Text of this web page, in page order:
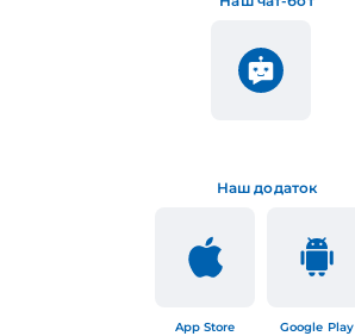
Наш додаток
App Store Google Play